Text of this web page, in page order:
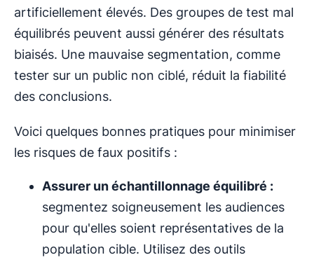
artificiellement élevés. Des groupes de test mal
équilibrés peuvent aussi générer des résultats
biaisés. Une mauvaise segmentation, comme
tester sur un public non ciblé, réduit la fiabilité
des conclusions.
Voici quelques bonnes pratiques pour minimiser
les risques de faux positifs :
Assurer un échantillonnage équilibré :
segmentez soigneusement les audiences
pour qu'elles soient représentatives de la
population cible. Utilisez des outils